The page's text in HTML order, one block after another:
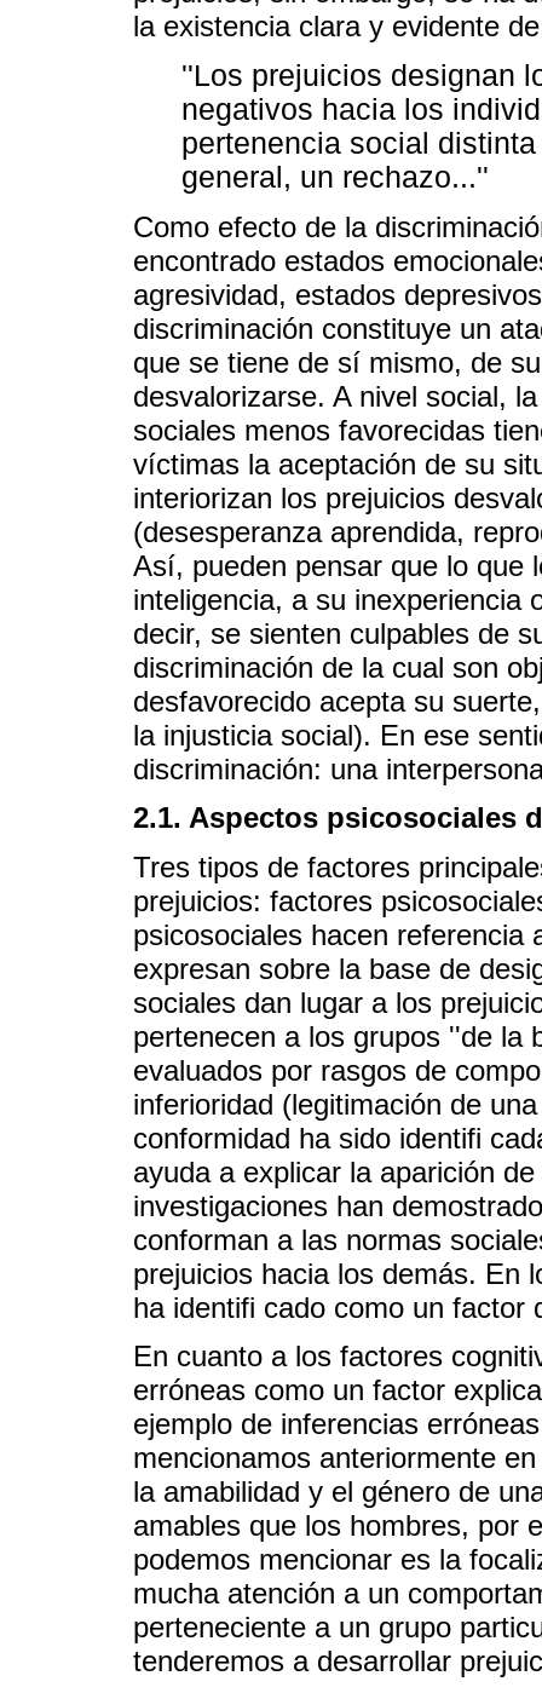
la existencia clara y evidente
''Los prejuicios designan
negativos hacia los
pertenencia social
general, un rechazo...''
Como efecto de la
encontrado estados
agresividad, estados
discriminación constituye un
que se tiene de sí mismo, de
desvalorizarse. A nivel social,
sociales menos favorecidas
víctimas la aceptación de su
interiorizan los prejuicios
(desesperanza aprendida,
Así, pueden pensar que lo que
inteligencia, a su inexperiencia
decir, se sienten culpables de
discriminación de la cual son
desfavorecido acepta su
la injusticia social). En ese
discriminación: una
2.1. Aspectos psicosociales
Tres tipos de factores
prejuicios: factores
psicosociales hacen referencia
expresan sobre la base de
sociales dan lugar a los
pertenecen a los grupos ''de la
evaluados por rasgos de
inferioridad (legitimación de
conformidad ha sido identifi
ayuda a explicar la aparición
investigaciones han
conforman a las normas
prejuicios hacia los demás. En
ha identifi cado como un factor
En cuanto a los factores
erróneas como un factor
ejemplo de inferencias
mencionamos anteriormente
la amabilidad y el género de
amables que los hombres, por
podemos mencionar es la
mucha atención a un
perteneciente a un grupo
tenderemos a desarrollar